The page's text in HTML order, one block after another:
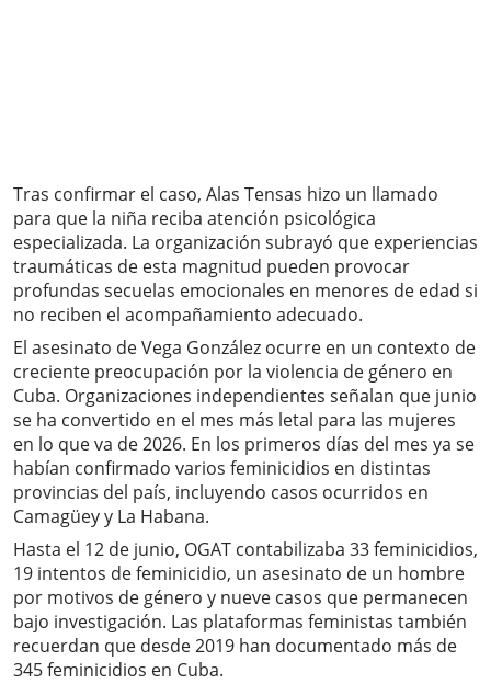
Tras confirmar el caso, Alas Tensas hizo un llamado
para que la niña reciba atención psicológica
especializada. La organización subrayó que experiencias
traumáticas de esta magnitud pueden provocar
profundas secuelas emocionales en menores de edad si
no reciben el acompañamiento adecuado.
El asesinato de Vega González ocurre en un contexto de
creciente preocupación por la violencia de género en
Cuba. Organizaciones independientes señalan que junio
se ha convertido en el mes más letal para las mujeres
en lo que va de 2026. En los primeros días del mes ya se
habían confirmado varios feminicidios en distintas
provincias del país, incluyendo casos ocurridos en
Camagüey y La Habana.
Hasta el 12 de junio, OGAT contabilizaba 33 feminicidios,
19 intentos de feminicidio, un asesinato de un hombre
por motivos de género y nueve casos que permanecen
bajo investigación. Las plataformas feministas también
recuerdan que desde 2019 han documentado más de
345 feminicidios en Cuba.